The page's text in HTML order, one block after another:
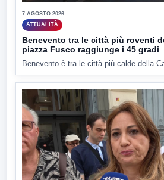
7 AGOSTO 2026
ATTUALITÀ
Benevento tra le città più roventi
piazza Fusco raggiunge i 45 gradi
Benevento è tra le città più calde della